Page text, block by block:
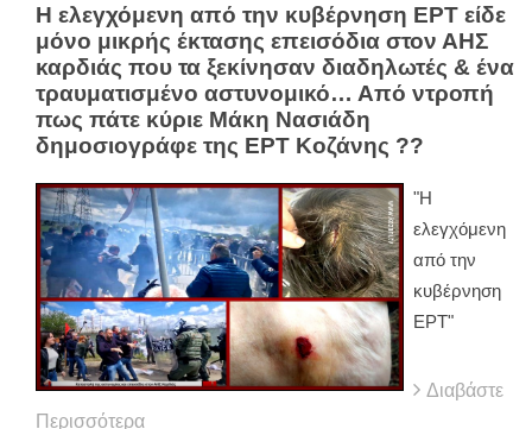
Η ελεγχόμενη από την κυβέρνηση ΕΡΤ είδε
μόνο μικρής έκτασης επεισόδια στον ΑΗΣ
καρδιάς που τα ξεκίνησαν διαδηλωτές & ένα
τραυματισμένο αστυνομικό… Από ντροπή
πως πάτε κύριε Μάκη Νασιάδη
δημοσιογράφε της ΕΡΤ Κοζάνης ??
"Η
ελεγχόμενη
από την
κυβέρνηση
ΕΡΤ"
Διαβάστε
Περισσότερα